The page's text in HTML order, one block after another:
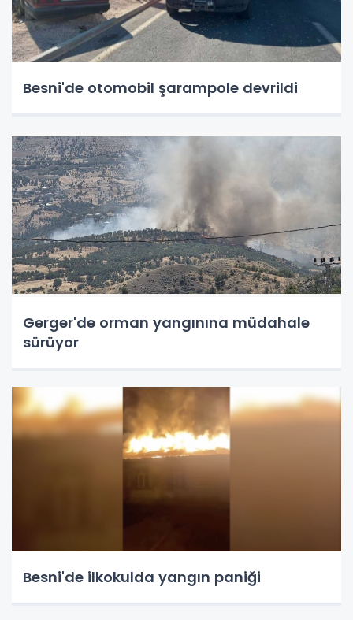
Besni'de otomobil şarampole devrildi
Gerger'de orman yangınına müdahale
sürüyor
Besni'de ilkokulda yangın paniği